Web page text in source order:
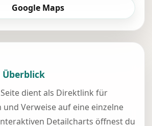
Google Maps
dient als Direktlink für
und Verweise auf eine einzelne
Detailcharts öffnest du